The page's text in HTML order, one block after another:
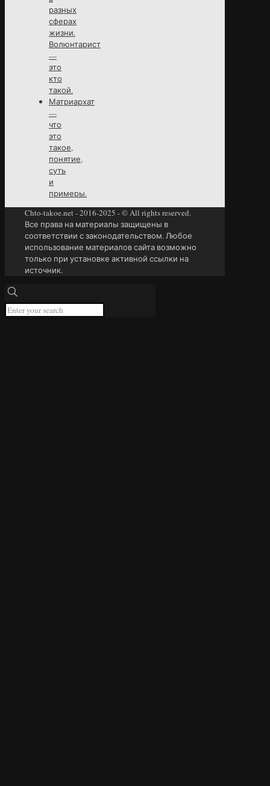
разных
сферах
жизни.
Волюнтарист
—
это
кто
такой.
Матриархат
—
что
это
такое,
понятие,
суть
и
примеры.
Chto-takoe.net - 2016-2025 - © All rights reserved.
Все права на материалы защищены в
соответствии с законодательством. Любое
использование материалов сайта возможно
только при установке активной ссылки на
источник.